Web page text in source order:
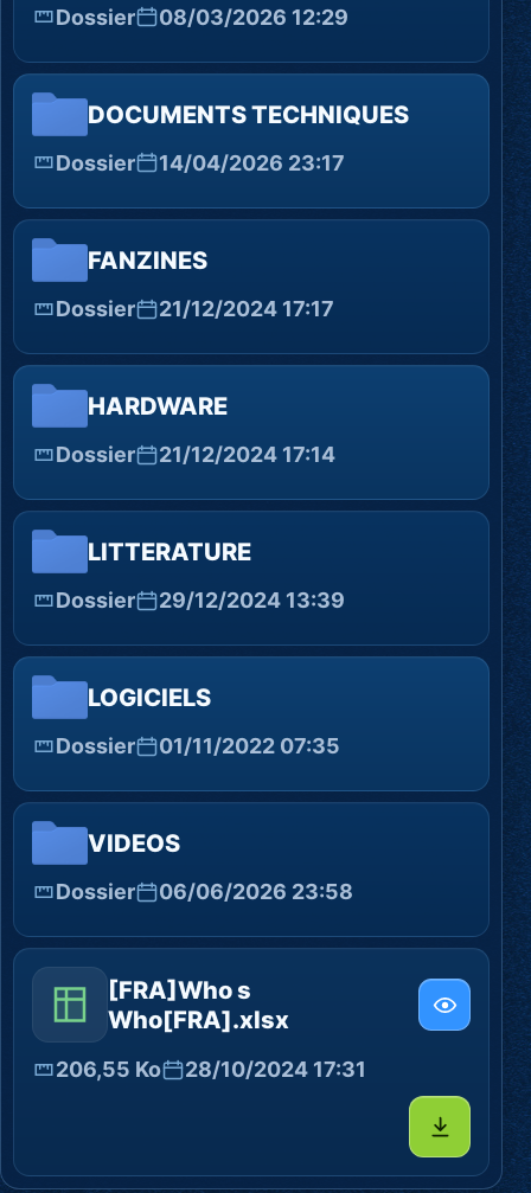
Dossier 08/03/2026 12:29
DOCUMENTS TECHNIQUES
Dossier 14/04/2026 23:17
FANZINES
Dossier 21/12/2024 17:17
HARDWARE
Dossier 21/12/2024 17:14
LITTERATURE
Dossier 29/12/2024 13:39
LOGICIELS
Dossier 01/11/2022 07:35
VIDEOS
Dossier 06/06/2026 23:58
[FRA]Who s
Who[FRA].xlsx
206,55 Ko 28/10/2024 17:31